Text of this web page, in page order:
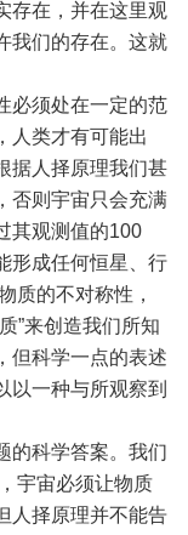
存在，并在这里观
我们的存在。这就
必须处在一定的范
人类才有可能出
据人择原理我们甚
否则宇宙只会充满
其观测值的100
形成任何恒星、行
质的不对称性，
”来创造我们所知
但科学一点的表述
以一种与所观察到
的科学答案。我们
宇宙必须让物质
人择原理并不能告